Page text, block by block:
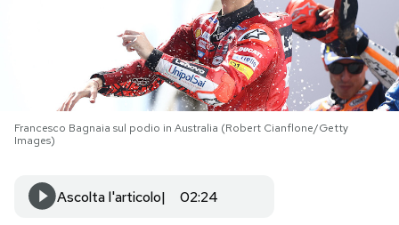
NEWSLETTER
I MIEI PREFERITI
SHOP
CALENDARIO
Francesco Bagnaia sul podio in Australia (Robert Cianflone/Getty
Images)
Ascolta l'articolo 02:24